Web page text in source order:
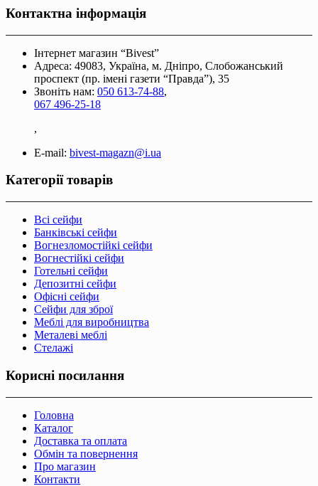
Контактна інформація
Інтернет магазин “Bivest”
Адреса: 49083, Україна, м. Дніпро, Слобожанський
проспект (пр. імені газети “Правда”), 35
Звоніть нам: 050 613-74-88,
067 496-25-18
,
E-mail: bivest-magazn@i.ua
Категорії товарів
Всі сейфи
Банківські сейфи
Вогнезломостійкі сейфи
Вогнестійкі сейфи
Готельні сейфи
Депозитні сейфи
Офісні сейфи
Сейфи для зброї
Меблі для виробництва
Металеві меблі
Стелажі
Корисні посилання
Головна
Каталог
Доставка та оплата
Обмін та повернення
Про магазин
Контакти